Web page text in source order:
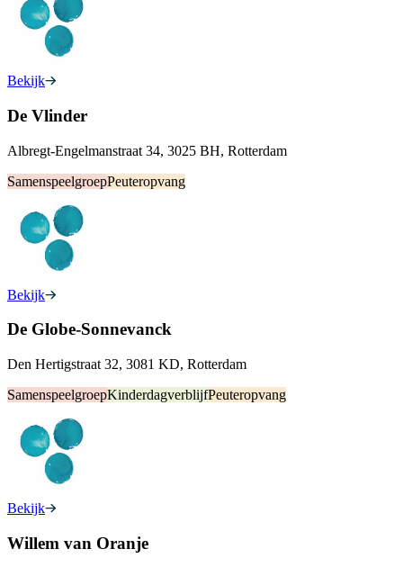
Bekijk
De Vlinder
Albregt-Engelmanstraat 34, 3025 BH, Rotterdam
SamenspeelgroepPeuteropvang
Bekijk
De Globe-Sonnevanck
Den Hertigstraat 32, 3081 KD, Rotterdam
SamenspeelgroepKinderdagverblijfPeuteropvang
Bekijk
Willem van Oranje